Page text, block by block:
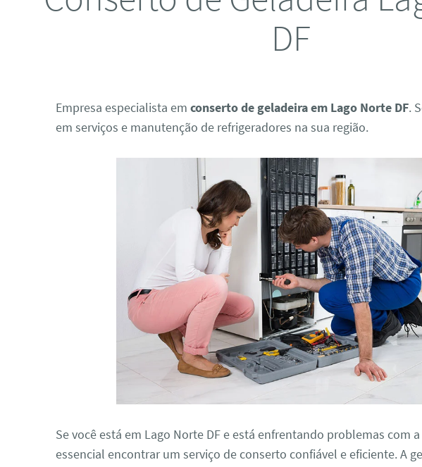
DF
Empresa especialista emconserto de geladeira em Lago Norte DF.
em serviços e manutenção de refrigeradores na sua região.
Se você está em Lago Norte DF e está enfrentando problemas com
essencial encontrar um serviço de conserto confiável e eficiente. A